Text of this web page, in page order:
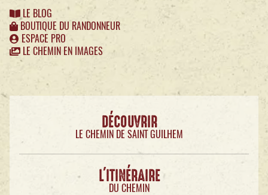
LE BLOG
BOUTIQUE DU RANDONNEUR
ESPACE PRO
LE CHEMIN EN IMAGES
DÉCOUVRIR
LE CHEMIN DE SAINT GUILHEM
L'ITINÉRAIRE
DU CHEMIN